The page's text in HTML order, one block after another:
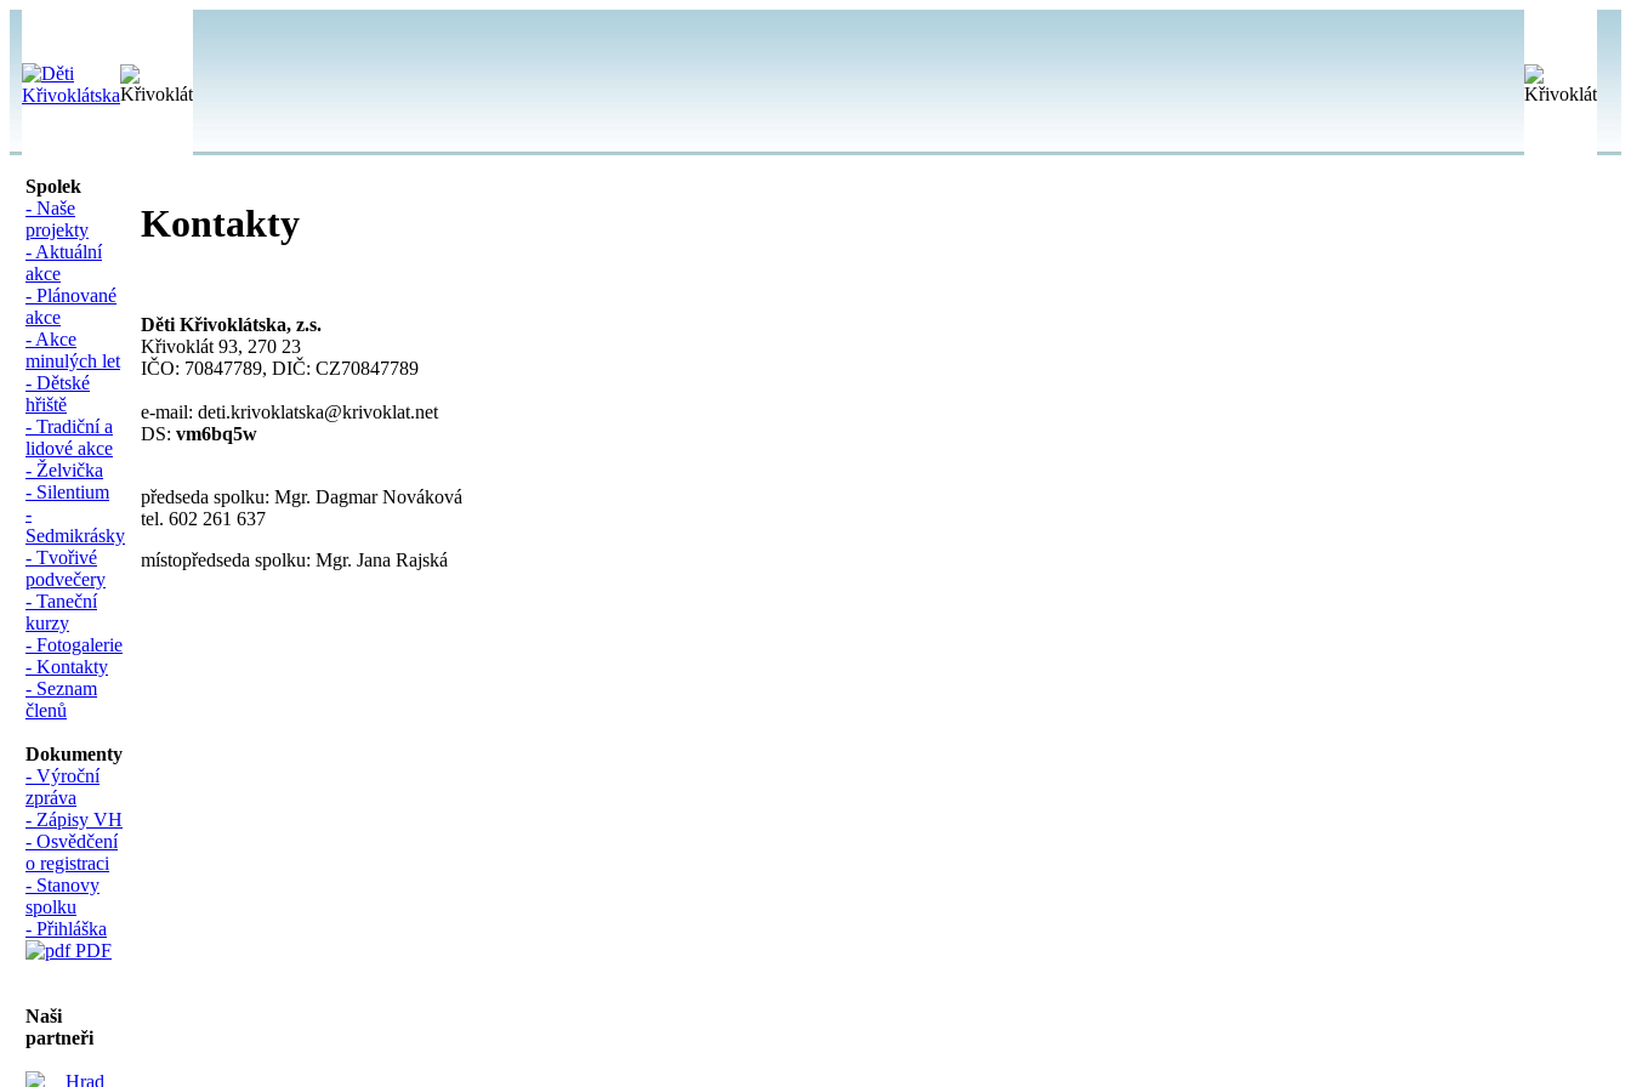
Spolek
- Naše
projekty
- Aktuální
akce
- Plánované
akce
- Akce
minulých let
- Dětské
hřiště
- Tradiční a
lidové akce
- Želvička
- Silentium
-
Sedmikrásky
- Tvořivé
podvečery
- Taneční
kurzy
- Fotogalerie
- Kontakty
- Seznam
členů
Dokumenty
- Výroční
zpráva
- Zápisy VH
- Osvědčení
o registraci
- Stanovy
spolku
- Přihláška
PDF
Naši
partneři
Kontakty
Děti Křivoklátska, z.s.
Křivoklát 93, 270 23
IČO: 70847789, DIČ: CZ70847789
e-mail: deti.krivoklatska@krivoklat.net
DS: vm6bq5w
předseda spolku: Mgr. Dagmar Nováková
tel. 602 261 637
místopředseda spolku: Mgr. Jana Rajská